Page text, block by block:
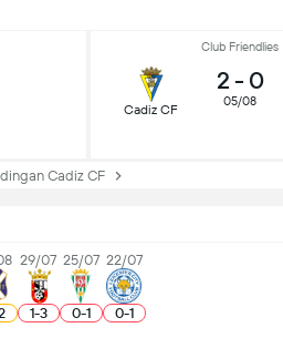
Club Friendlies
Cadiz CF
2 - 0
05/08
Cadiz CF
29/07
1-3
25/07
0-1
22/07
0-1